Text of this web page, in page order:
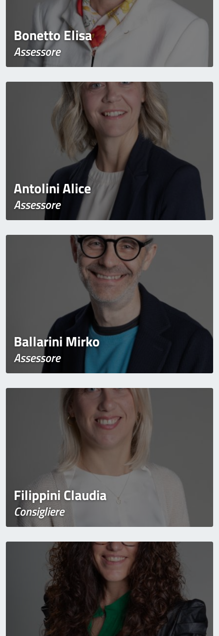
Bonetto Elisa
Assessore
Antolini Alice
Assessore
Ballarini Mirko
Assessore
Filippini Claudia
Consigliere